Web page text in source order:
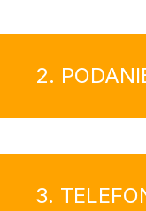
2.
3.